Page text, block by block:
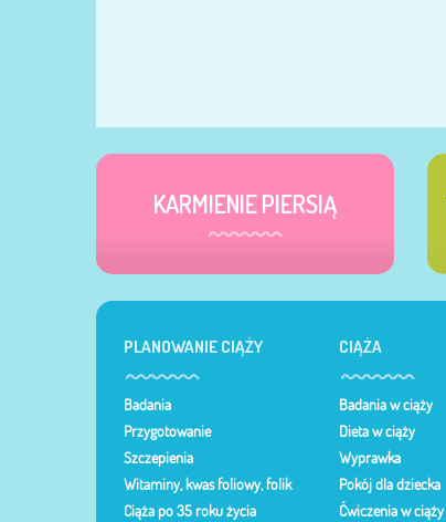
KARMIENIE PIERSIĄ
PLANOWANIE CIĄŻY
Badania
Przygotowanie
Szczepienia
Witaminy, kwas foliowy, folik
Ciąża po 35 roku życia
CIĄŻA
Badania w ciąży
Dieta w ciąży
Wyprawka
Pokój dla dziecka
Ćwiczenia w ciąży